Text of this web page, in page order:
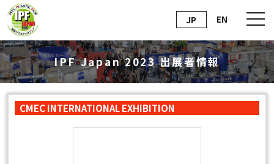
JP EN
IPF Japan 2023 出展者情報
CMEC INTERNATIONAL EXHIBITION